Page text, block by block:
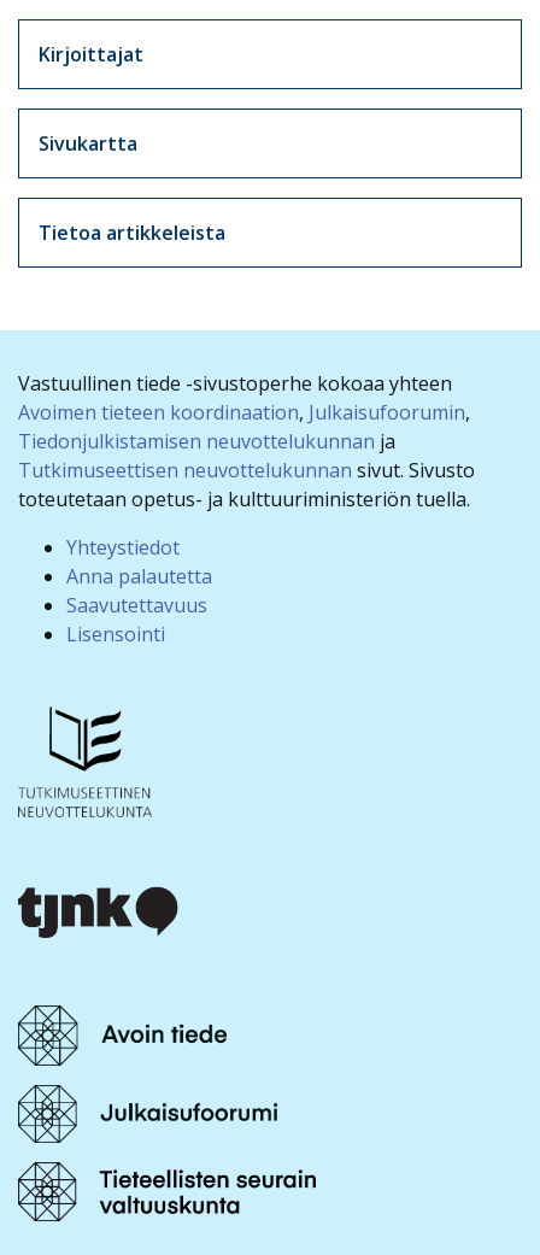
Kirjoittajat
Sivukartta
Tietoa artikkeleista
Vastuullinen tiede -sivustoperhe kokoaa yhteen
Avoimen tieteen koordinaation, Julkaisufoorumin,
Tiedonjulkistamisen neuvottelukunnan ja
Tutkimuseettisen neuvottelukunnan sivut. Sivusto
toteutetaan opetus- ja kulttuuriministeriön tuella.
Yhteystiedot
Anna palautetta
Saavutettavuus
Lisensointi